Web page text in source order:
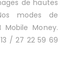
de hautes
modes de
Money.
/ 27 22 59 69